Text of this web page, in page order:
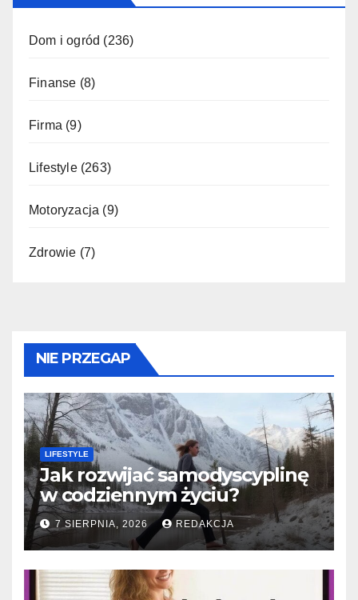
Dom i ogród (236)
Finanse (8)
Firma (9)
Lifestyle(263)
Motoryzacja (9)
Zdrowie (7)
NIE PRZEGAP
LIFESTYLE
Jak rozwijać samodyscyplinę
w codziennym życiu?
7 SIERPNIA, 2026 REDAKCJA